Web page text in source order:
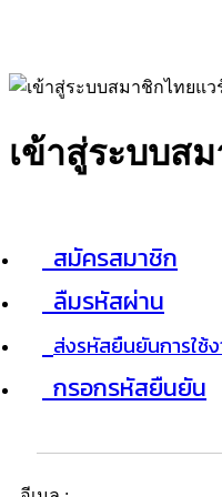
เข้าสู่ระบบส
สมัครสมาชิก
ลืมรหัสผ่าน
ส่งรหัสยืนยันการใช้
กรอกรหัสยืนยัน